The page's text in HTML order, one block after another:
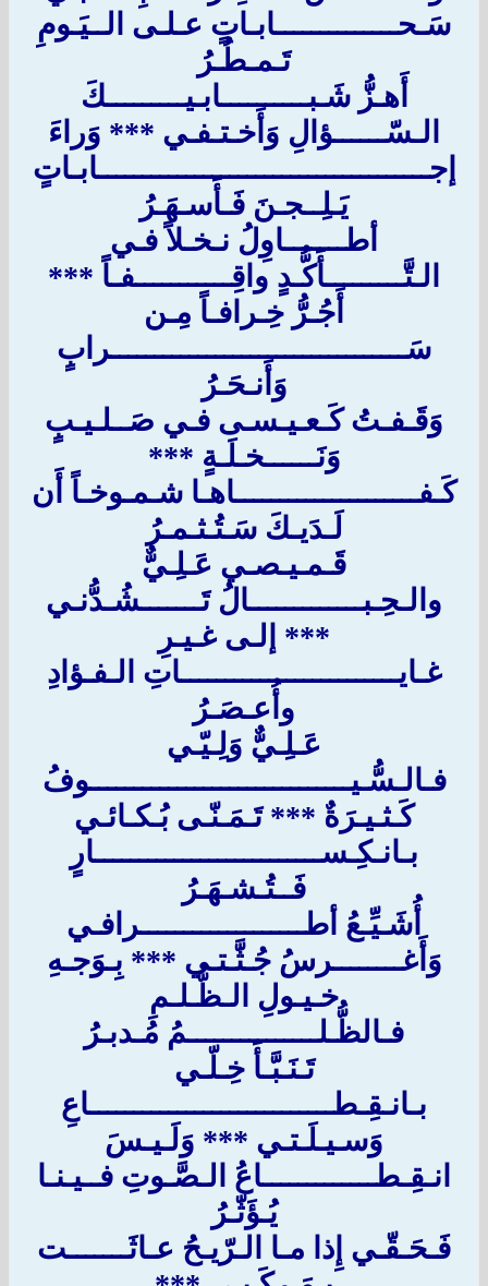
سَـحــــــــــــــابـاتٍ عـلـى الــيَـومِ
تَـمـطُـرُ
أَهـزُّ شَـبــــــــــابـيـــــــــكَ
الـسّــــــؤالِ وَأَخـتـفـي *** وَراءَ
إجــــــــــــــــــــــــــــــــــــــابـاتٍ
يَـلِــجـنَ فَـأَسـهَـرُ
أطـــــــاوِلُ نـخـلاً فـي
الـتَّـــــــــأَكُّـدٍ واقِـــــــــــفـاً ***
أَجُـرُّ خِـرافـاً مِـن
سَــــــــــــــــــــــــــــــــــرابٍ
وَأَنـحَـرُ
وَقَـفـتُ كَـعـيـسـى فـي صَــلـيـبٍ
وَنَــــــخـلَـةٍ ***
كَـفـــــــــــــــــــــاهـا شـمـوخـاً أَن
لَـدَيـكَ سَـتُـثـمـرُ
قَـمـيـصـي عَـلِـيٌّ
والـحِـبـــــــــــــالُ تَـــــــشُـدُّنـي
*** إلـى غـيـرِ
غـايـــــــــــــــــــــــــاتِ الـفـؤادِ
وأُعـصَـرُ
عَـلِـيٌّ وَلِـيّـي
فـالـسُّـيــــــــــــــــــــــــــــــوفُ
كَـثـيـرَةٌ *** تَـمَـنّـى بُـكـائـي
بـانـكِـســــــــــــــــــــــــــارٍ
فَــتُـشـهَـرُ
أُشَـيِّـعُ أطـــــــــــــــــــرافـي
وَأَغــــــــرسُ جُـثَّـتـي *** بِـوَجـهِ
خـيـولِ الـظُّـلـمِ
فـالظُّـلـــــــــــــــمُ مُـدبـرُ
تَـنَـبَّـأَ خِـلّـي
بـانـقِـطــــــــــــــــــــــــــــاعِ
وَسـيـلَـتـي *** وَلَـيـسَ
انـقِـطـــــــــــــاعُ الـصَّـوتِ فــيـنـا
يُـؤَثّـرُ
فَـحَـقّـي إِذا مـا الـرّيـحُ عـاثَـــــــت